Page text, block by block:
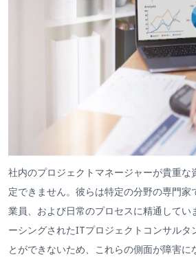
社内のプロジェクトマネージャーが貴重な
定できません。彼らは特定の分野の専門家
業員、および日常のプロセスに精通してい
ーシングされたITプロジェクトコンサルタ
とができないため、これらの側面が障害に